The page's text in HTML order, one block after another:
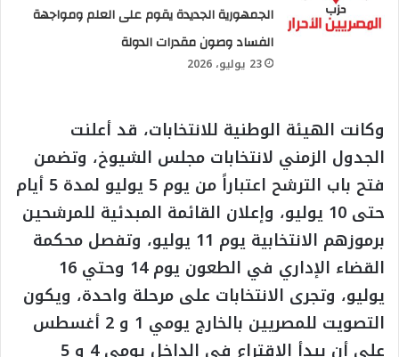
الجمهورية الجديدة يقوم على العلم ومواجهة
الفساد وصون مقدرات الدولة
23 يوليو، 2026
وكانت الهيئة الوطنية للانتخابات، قد أعلنت
الجدول الزمني لانتخابات مجلس الشيوخ، وتضمن
فتح باب الترشح اعتباراً من يوم 5 يوليو لمدة 5 أيام
حتى 10 يوليو، وإعلان القائمة المبدئية للمرشحين
برموزهم الانتخابية يوم 11 يوليو، وتفصل محكمة
القضاء الإداري في الطعون يوم 14 وحتي 16
يوليو، وتجرى الانتخابات على مرحلة واحدة، ويكون
التصويت للمصريين بالخارج يومي 1 و 2 أغسطس
على أن يبدأ الاقتراع فى الداخل يومي 4 و 5